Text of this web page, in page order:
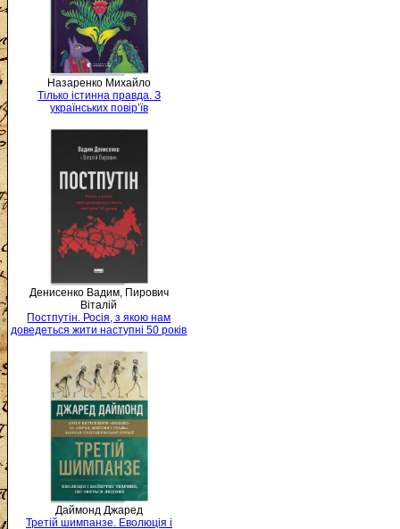
Назаренко Михайло
Тілько істинна правда. З
українських повір’їв
Денисенко Вадим, Пирович
Віталій
Постпутін. Росія, з якою нам
доведеться жити наступні 50 років
Даймонд Джаред
Третій шимпанзе. Еволюція і